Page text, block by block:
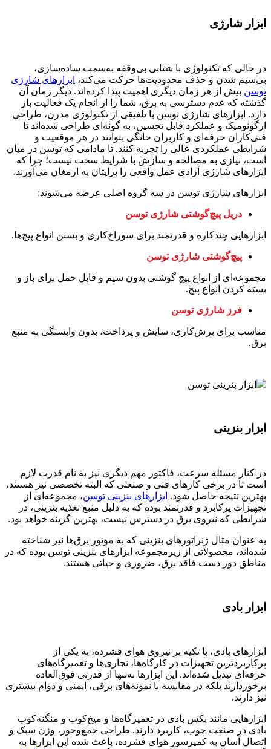
ابزار شارژی
در حالی که تکنولوژی با شتابی بی‌وقفه به‌سمت ساده‌سازی،
بی‌سیم شدن و حذف محدودیت‌ها حرکت می‌کند، ابزارهای شارژی
توسن بیش از هر زمان دیگری اهمیت پیدا کرده‌اند. دیگر زمان آن
گذشته که عدم دسترسی به برق، شما را از انجام یک فعالیت باز
دارد. ابزارهای شارژی توسن با تلفیقی از تکنولوژی مدرن، طراحی
ارگونومیک و عملکرد قابل تحسین، به گونه‌ای طراحی شده‌اند تا
فنی‌کاران حرفه‌ای و کاربران خانگی بتوانند در هر موقعیت و
شرایطی عملکردی عالی را تجربه کنند. تا مادامی که توسن در میان
است، نیازی به مصالحه و سازش با شرایط سخت نیست؛ چرا که
ابزارهای شارژی آزادی عمل واقعی را برایتان به ارمغان می‌آورند.
ابزارهای شارژی توسن در سه گروه اصلی عرضه می‌شوند:
دریل پیچ‌گوشتی شارژی توسن
ابزارهایی چندکاره و قدرتمند برای سوراخ‌کاری و بستن انواع پیچ‌ها.
پیچ‌گوشتی شارژی توسن
مجموعه‌ای از انواع پیچ گوشتی بدون سیم و قابل حمل برای باز و
بسته کردن انواع پیچ.
فرز شارژی توسن
مناسب برای برش‌کاری، سایش و پرداخت، بدون وابستگی به منبع
برق.
ابزار بنزینی
در کنار مسئله سرعت، فاکتور مهم دیگری نیز به نام قدرت لازم
است تا در برخی کارهای فنی و صنعتی که البته تخصصی نیز هستند،
بهترین نتیجه حاصل شود. ابزارهای بنزینی توسن، مجموعه‌ای از
تجهیزات پرکابرد و قدرتمند بوده که به دلیل منبع تغذیه بنزینی، در
شرایطی که نیروی برق در دسترس نیست، بهترین گزینه خواهد بود.
به عنوان مثال ژنراتورهای بنزینی که به موتور برق‌ها نیز شناخته
شده‌اند، محصولاتی از زیرمجموعه ابزارهای بنزینی توسن بوده که در
مناطق دور دست فاقد برق، ضروری و حیاتی هستند.
ابزار بادی
ابزارهای بادی، با تکیه بر نیروی هوای فشرده، به یکی از
پرکاربردترین تجهیزات در کارگاه‌ها، نجاری‌ها و تعمیرگاه‌های
حرفه‌ای تبدیل شده‌اند. این ابزارها نه‌تنها از قدرتی فوق‌العاده
برخوردارند بلکه در مقایسه با نمونه‌های برقی، ایمنی و دوام بیشتری
نیز دارند.
ابزارهایی مانند بکس بادی در تعمیرگاه‌ها و میخ‌کوب و منگنه‌کوب
بادی در صنعت چوب، کاربرد دارند. طراحی جمع‌وجور، وزن سبک و
اتصال آسان به کمپرسور هوای فشرده، باعث شده این ابزارها به